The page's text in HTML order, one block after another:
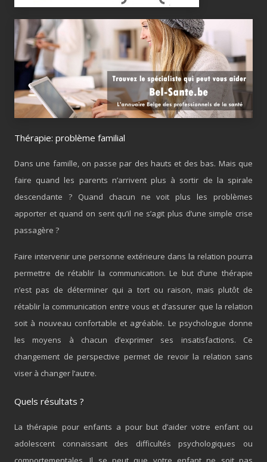
Thérapie: problème familial
Dans une famille, on passe par des hauts et des bas. Mais que
faire quand les parents n’arrivent plus à sortir de la spirale
descendante ? Quand chacun ne voit plus les problèmes
apporter et quand on sent qu’il ne s’agit plus d’une simple crise
passagère ?
Faire intervenir une personne extérieure dans la relation pourra
permettre de rétablir la communication. Le but d’une thérapie
n’est pas de déterminer qui a tort ou raison, mais plutôt de
rétablir la communication entre vous et d’assurer que la relation
soit à nouveau confortable et agréable. Le psychologue donne
les moyens à chacun d’exprimer ses insatisfactions. Ce
changement de perspective permet de revoir la relation sans
viser à changer l’autre.
Quels résultats ?
La thérapie pour enfants a pour but d’aider votre enfant ou
adolescent connaissant des difficultés psychologiques ou